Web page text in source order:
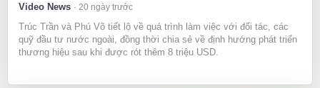
Video News 20 ngày trước
Trúc Trần và Phú Võ tiết lộ về quá trình làm việc với đối tác, các
quỹ đầu tư nước ngoài, đồng thời chia sẻ về định hướng phát triển
thương hiệu sau khi được rót thêm 8 triệu USD.